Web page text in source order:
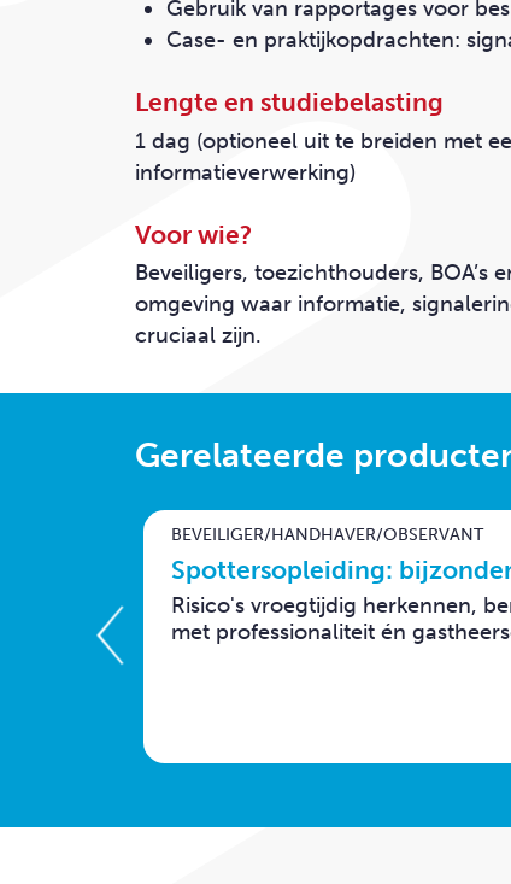
Gebruik van rapportages voor
Case- en praktijkopdrachten:
Lengte en studiebelasting
1 dag (optioneel uit te breiden met
informatieverwerking)
Voor wie?
Beveiligers, toezichthouders, BOA’s
omgeving waar informatie,
cruciaal zijn.
Gerelateerde
BEVEILIGER/HANDHAVER/OBSERVANT
Spottersopleiding:
Risico's vroegtijdig herkennen,
met professionaliteit én